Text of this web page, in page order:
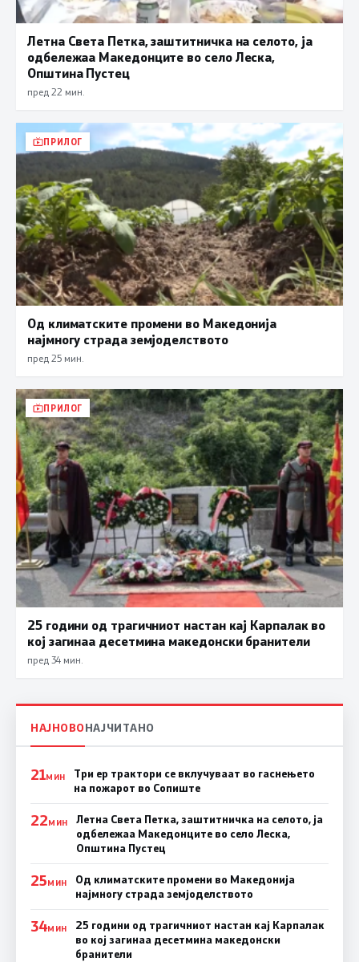
Летна Света Петка, заштитничка на селото, ја
одбележаа Македонците во село Леска,
Општина Пустец
пред 22 мин.
ПРИЛОГ
Од климатските промени во Македонија
најмногу страда земјоделството
пред 25 мин.
ПРИЛОГ
25 години од трагичниот настан кај Карпалак во
кој загинаа десетмина македонски бранители
пред 34 мин.
НАЈНОВОНАЈЧИТАНО
21МИН
Три ер трактори се вклучуваат во гаснењето
на пожарот во Сопиште
22МИН
Летна Света Петка, заштитничка на селото, ја
одбележаа Македонците во село Леска,
Општина Пустец
25МИН
Од климатските промени во Македонија
најмногу страда земјоделството
34МИН
25 години од трагичниот настан кај Карпалак
во кој загинаа десетмина македонски
бранители